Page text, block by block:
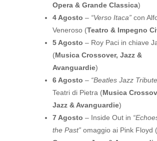
Opera & Grande Classica)
4 Agosto – “Verso Itaca” con
Veneroso (Teatro & Impegno
5 Agosto – Roy Paci in chiave
(Musica Crossover, Jazz &
Avanguardie)
6 Agosto – “Beatles Jazz
Teatri di Pietra (Musica
Jazz & Avanguardie)
7 Agosto – Inside Out in
the Past” omaggio ai Pink Floyd (